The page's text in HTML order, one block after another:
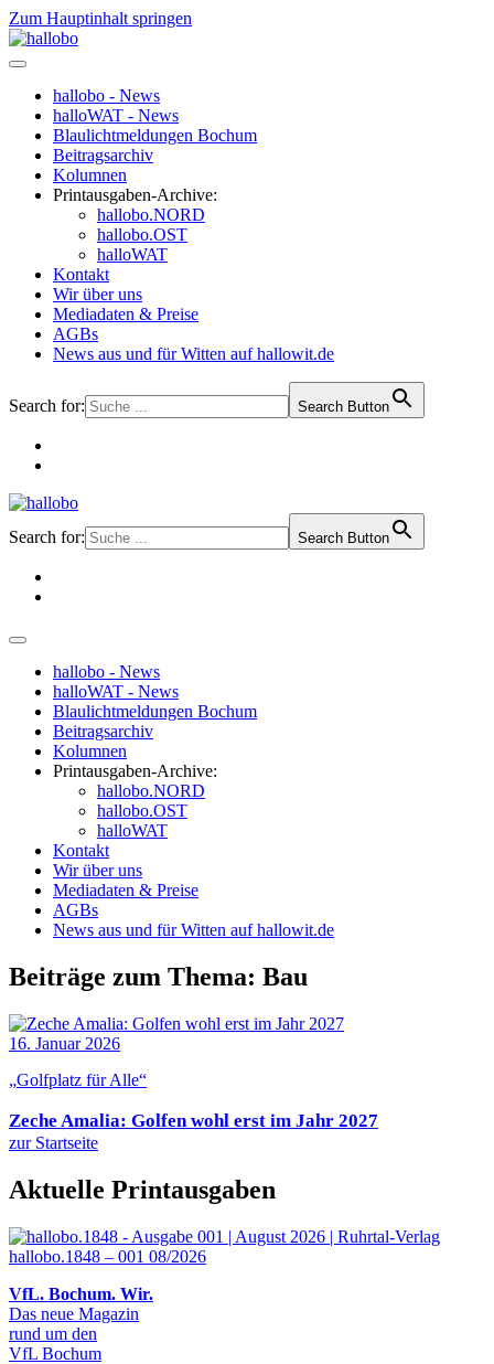
Zum Hauptinhalt springen
hallobo - News
halloWAT - News
Blaulichtmeldungen Bochum
Beitragsarchiv
Kolumnen
Printausgaben-Archive:
hallobo.NORD
hallobo.OST
halloWAT
Kontakt
Wir über uns
Mediadaten & Preise
AGBs
News aus und für Witten auf hallowit.de
Search for: Search Button
Search for: Search Button
hallobo - News
halloWAT - News
Blaulichtmeldungen Bochum
Beitragsarchiv
Kolumnen
Printausgaben-Archive:
hallobo.NORD
hallobo.OST
halloWAT
Kontakt
Wir über uns
Mediadaten & Preise
AGBs
News aus und für Witten auf hallowit.de
Beiträge zum Thema: Bau
16. Januar 2026
„Golfplatz für Alle“
Zeche Amalia: Golfen wohl erst im Jahr 2027
zur Startseite
Aktuelle Printausgaben
hallobo.1848 – 001 08/2026
VfL. Bochum. Wir.
Das neue Magazin
rund um den
VfL Bochum